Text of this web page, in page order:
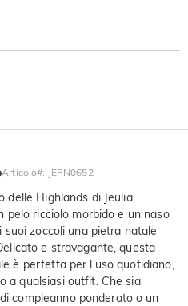
Articolo#: JEPN0652
delle Highlands di Jeulia
pelo ricciolo morbido e un naso
zoccoli una pietra natale
e stravagante, questa
è perfetta per l’uso quotidiano,
a qualsiasi outfit. Che sia
compleanno ponderato o un